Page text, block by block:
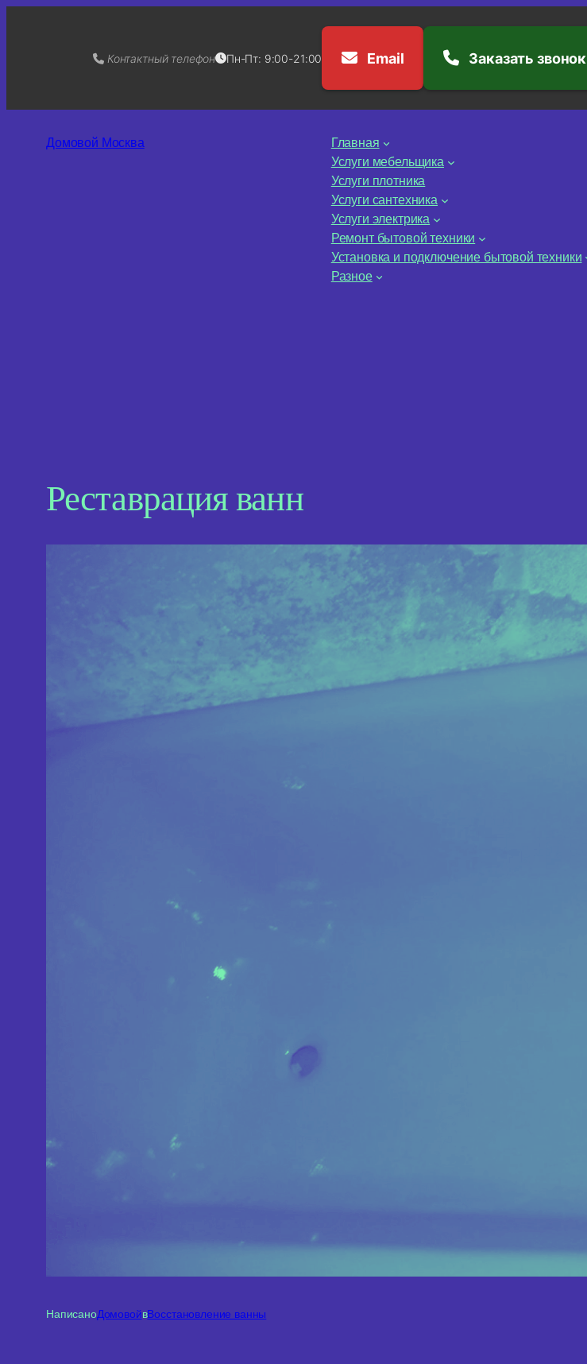
Контактный телефон Пн-Пт: 9:00-21:00 Email Заказать звонок
Домовой Москва
Главная
Услуги мебельщика
Услуги плотника
Услуги сантехника
Услуги электрика
Ремонт бытовой техники
Установка и подключение бытовой техники
Разное
Реставрация ванн
НаписаноДомовойвВосстановление ванны